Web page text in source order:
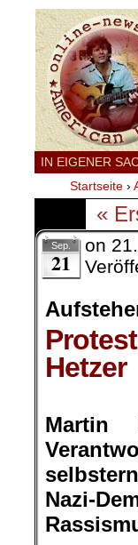
IN EIGENER
Startseite ›
«
Sep.
21
on
Hetzer
Martin
Nazi-